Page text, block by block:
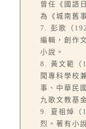
曾任《國語
為《城南舊
7. 彭歌（
編輯，創作
小說。
8. 黃文範（
聞專科學校
事、中華民
九歌文教基
9. 夏祖焯（
烈。著有小